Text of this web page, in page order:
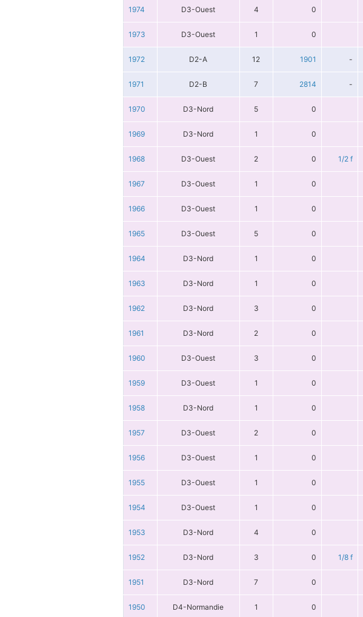
1974 D3-Ouest 4 0
1973 D3-Ouest 1 0
1972 D2-A 12 1901 -
1971 D2-B 7 2814 -
1970 D3-Nord 5 0
1969 D3-Nord 1 0
1968 D3-Ouest 2 0 1/2 f
1967 D3-Ouest 1 0
1966 D3-Ouest 1 0
1965 D3-Ouest 5 0
1964 D3-Nord 1 0
1963 D3-Nord 1 0
1962 D3-Nord 3 0
1961 D3-Nord 2 0
1960 D3-Ouest 3 0
1959 D3-Ouest 1 0
1958 D3-Nord 1 0
1957 D3-Ouest 2 0
1956 D3-Ouest 1 0
1955 D3-Ouest 1 0
1954 D3-Ouest 1 0
1953 D3-Nord 4 0
1952 D3-Nord 3 0 1/8 f
1951 D3-Nord 7 0
1950 D4-Normandie 1 0